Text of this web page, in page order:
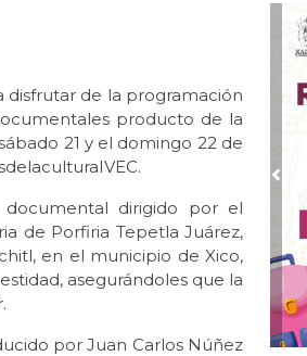
disfrutar de la programación
producto de la
21 y el domingo 22 de
dirigido por el
de Porfiria Tepetla Juárez,
en el municipio de Xico,
asegurándoles que la
por Juan Carlos Núñez